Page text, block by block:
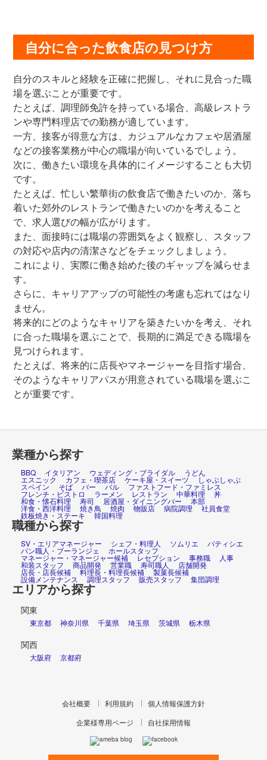
自分に合った飲食店の見つけ方
自分のスキルと経験を正確に把握し、それに見合った職
場を選ぶことが重要です。
たとえば、調理師免許を持っている場合、高級レストラ
ンや専門料理店での勤務が適しています。
一方、接客が得意な方は、カジュアルなカフェや居酒屋
などの接客業務が中心の職場が向いているでしょう。
次に、働きたい環境を具体的にイメージすることも大切
です。
たとえば、忙しい繁華街の飲食店で働きたいのか、落ち
着いた郊外のレストランで働きたいのかを考えること
で、求人選びの幅が広がります。
また、面接時には職場の雰囲気をよく観察し、スタッフ
の対応や店内の清潔さなどをチェックしましょう。
これにより、実際に働き始めた後のギャップを減らせま
す。
さらに、キャリアアップの可能性の考慮も忘れてはなり
ません。
将来的にどのようなキャリアを築きたいかを考え、それ
に合った職場を選ぶことで、長期的に満足できる職場を
見つけられます。
たとえば、将来的に店長やマネージャーを目指す場合、
そのようなキャリアパスが用意されている職場を選ぶこ
とが重要です。
業種から探す
BBQ イタリアン ウェディング・ブライダル うどん
エスニック カフェ・喫茶店 ケーキ屋・スイーツ しゃぶしゃぶ
スペイン そば バー バル ファストフード・ファミレス
フレンチ・ビストロ ラーメン レストラン 中華料理 丼
和食・懐石料理 寿司 居酒屋・ダイニングバー 本部
洋食・西洋料理 焼き鳥 焼肉 物販店 病院調理 社員食堂
鉄板焼き・ステーキ 韓国料理
職種から探す
SV・エリアマネージャー シェフ・料理人 ソムリエ パティシエ
パン職人・ブーランジェ ホールスタッフ
マネージャー・マネージャー候補 レセプション 事務職 人事
和装スタッフ 商品開発 営業職 寿司職人 店舗開発
店長・店長候補 料理長・料理長候補 製菓長候補
設備メンテナンス 調理スタッフ 販売スタッフ 集団調理
エリアから探す
関東
東京都 神奈川県 千葉県 埼玉県 茨城県 栃木県
関西
大阪府 京都府
会社概要 利用規約
個人情報保護方針
企業様専用ページ
自社採用情報